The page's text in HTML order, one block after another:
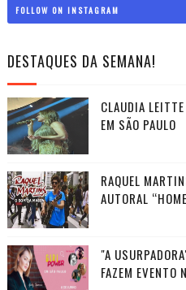
FOLLOW ON INSTAGRAM
DESTAQUES DA SEMANA!
CLAUDIA
EM SÃO PAULO
RAQUEL
AUTORAL
"A
FAZEM EVENTO